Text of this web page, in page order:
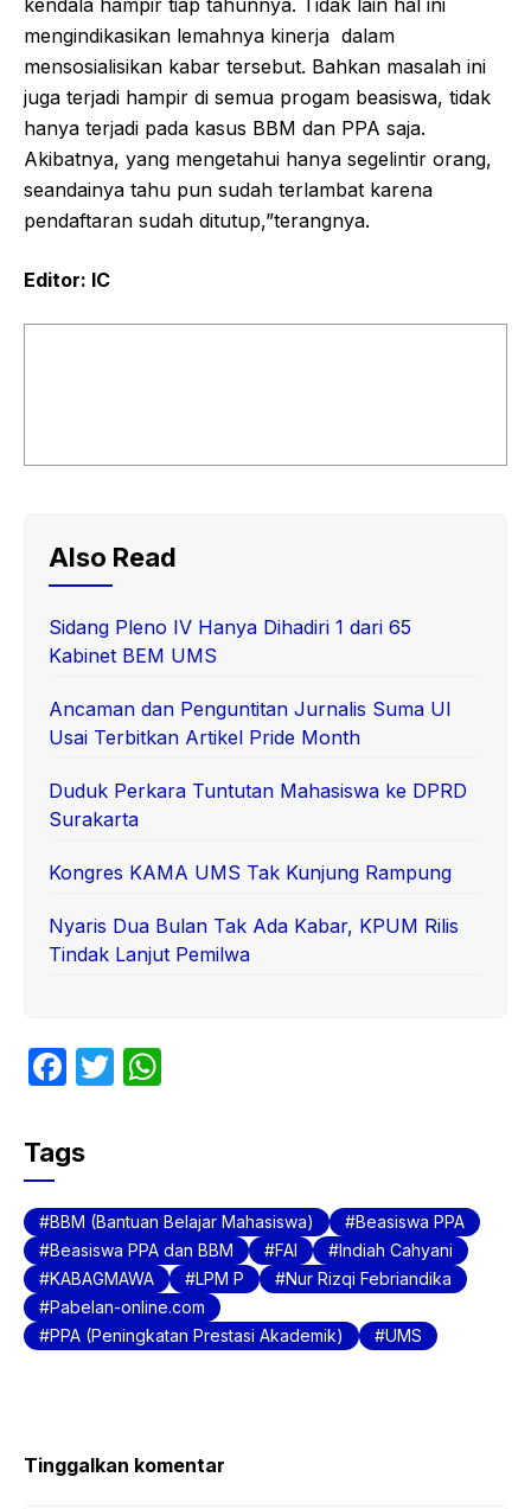
mengindikasikan lemahnya kinerja dalam
mensosialisikan kabar tersebut. Bahkan masalah ini
juga terjadi hampir di semua progam beasiswa, tidak
hanya terjadi pada kasus BBM dan PPA saja.
Akibatnya, yang mengetahui hanya segelintir orang,
seandainya tahu pun sudah terlambat karena
pendaftaran sudah ditutup,”terangnya.
Editor: IC
Also Read
Sidang Pleno IV Hanya Dihadiri 1 dari 65
Kabinet BEM UMS
Ancaman dan Penguntitan Jurnalis Suma UI
Usai Terbitkan Artikel Pride Month
Duduk Perkara Tuntutan Mahasiswa ke DPRD
Surakarta
Kongres KAMA UMS Tak Kunjung Rampung
Nyaris Dua Bulan Tak Ada Kabar, KPUM Rilis
Tindak Lanjut Pemilwa
F
c
e
b
o
o
k
T
A
p
p
Tags
BBM (Bantuan Belajar Mahasiswa)
Beasiswa PPA
Beasiswa PPA dan BBM
FAI
Indiah Cahyani
KABAGMAWA
LPM P
Nur Rizqi Febriandika
Pabelan-online.com
PPA (Peningkatan Prestasi Akademik)
UMS
Tinggalkan komentar